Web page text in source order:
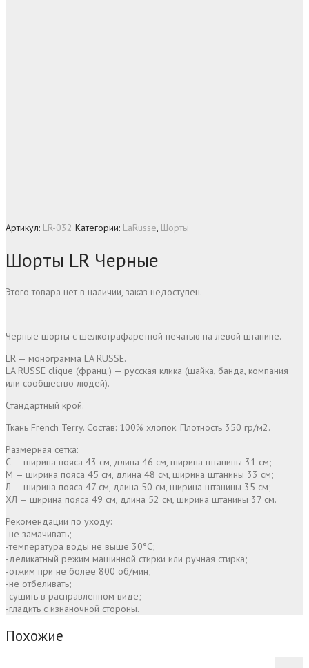
Артикул: LR-032 Категории: LaRusse, Шорты
Шорты LR Черные
Этого товара нет в наличии, заказ недоступен.
Черные шорты с шелкотрафаретной печатью на левой штанине.
LR — монограмма LA RUSSE.
LA RUSSE clique (франц.) — русская клика (шайка, банда, компания
или сообщество людей).
Стандартный крой.
Ткань French Terry. Состав: 100% хлопок. Плотность 350 гр/м2.
Размерная сетка:
С — ширина пояса 43 см, длина 46 см, ширина штанины 31 см;
М — ширина пояса 45 см, длина 48 см, ширина штанины 33 см;
Л — ширина пояса 47 см, длина 50 см, ширина штанины 35 см;
ХЛ — ширина пояса 49 см, длина 52 см, ширина штанины 37 см.
Рекомендации по уходу:
-не замачивать;
-температура воды не выше 30°С;
-деликатный режим машинной стирки или ручная стирка;
-отжим при не более 800 об/мин;
-не отбеливать;
-сушить в расправленном виде;
-гладить с изнаночной стороны.
Похожие